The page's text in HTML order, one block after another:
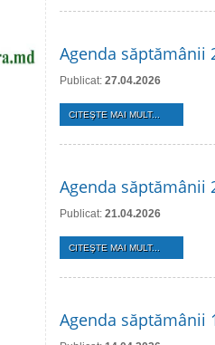
Agenda săptămânii
Publicat: 27.04.2026
CITEŞTE MAI MULT...
Agenda săptămânii
Publicat: 21.04.2026
CITEŞTE MAI MULT...
Agenda săptămânii